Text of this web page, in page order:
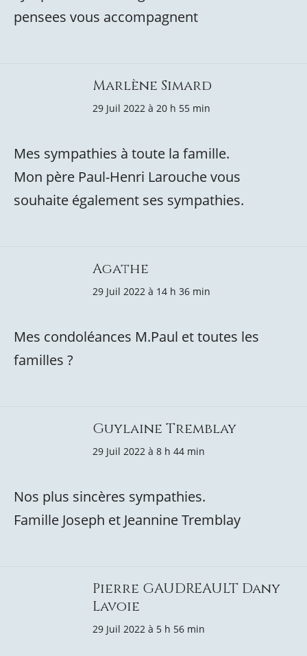
pensees vous accompagnent
Marlène Simard
29 Juil 2022 à 20 h 55 min
Mes sympathies à toute la famille.
Mon père Paul-Henri Larouche vous
souhaite également ses sympathies.
Agathe
29 Juil 2022 à 14 h 36 min
Mes condoléances M.Paul et toutes les
familles ?
Guylaine Tremblay
29 Juil 2022 à 8 h 44 min
Nos plus sincères sympathies.
Famille Joseph et Jeannine Tremblay
Pierre GAUDREAULT Dany
Lavoie
29 Juil 2022 à 5 h 56 min